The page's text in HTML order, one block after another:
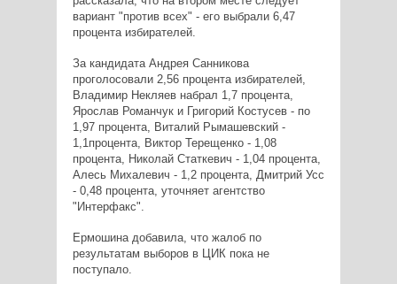
вариант "против всех" - его выбрали 6,47
процента избирателей.
За кандидата Андрея Санникова
проголосовали 2,56 процента избирателей,
Владимир Некляев набрал 1,7 процента,
Ярослав Романчук и Григорий Костусев - по
1,97 процента, Виталий Рымашевский -
1,1процента, Виктор Терещенко - 1,08
процента, Николай Статкевич - 1,04 процента,
Алесь Михалевич - 1,2 процента, Дмитрий Усс
- 0,48 процента, уточняет агентство
"Интерфакс".
Ермошина добавила, что жалоб по
результатам выборов в ЦИК пока не
поступало.